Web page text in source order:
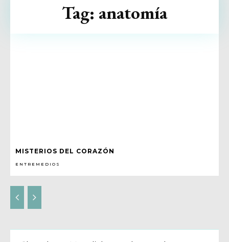
MISTERIOS DEL CORAZÓN
ENTREMEDIOS
Tag: anatomía